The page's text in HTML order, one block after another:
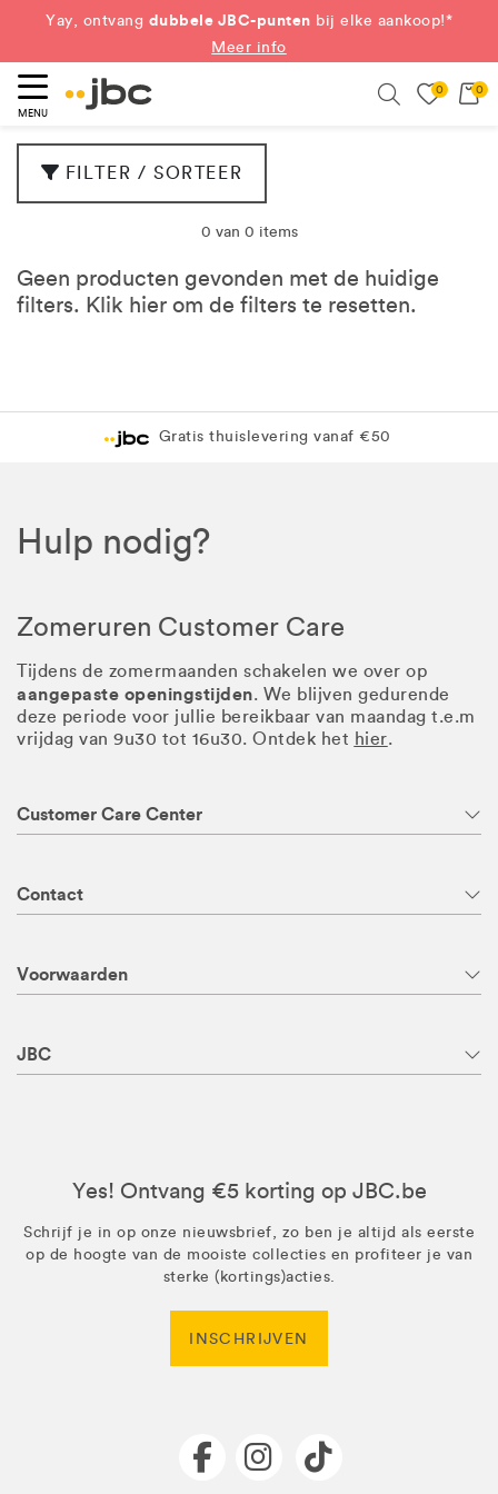
Yay, ontvang dubbele JBC-punten bij elke aankoop!*
Meer info
MENU
0 0
FILTER / SORTEER
0 van 0 items
Geen producten gevonden met de huidige
filters. Klik hier om de filters te resetten.
Gratis thuislevering vanaf €50
Hulp nodig?
Zomeruren Customer Care
Tijdens de zomermaanden schakelen we over op
aangepaste openingstijden. We blijven gedurende
deze periode voor jullie bereikbaar van maandag t.e.m
vrijdag van 9u30 tot 16u30. Ontdek het hier.
Customer Care Center
Contact
Voorwaarden
JBC
Yes! Ontvang €5 korting op JBC.be
Schrijf je in op onze nieuwsbrief, zo ben je altijd als eerste
op de hoogte van de mooiste collecties en profiteer je van
sterke (kortings)acties.
INSCHRIJVEN